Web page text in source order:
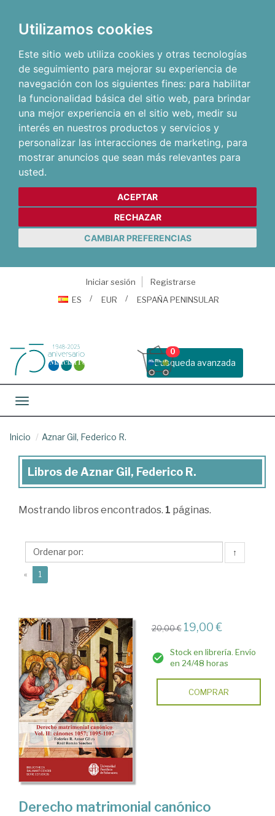
Utilizamos cookies
Este sitio web utiliza cookies y otras tecnologías
de seguimiento para mejorar su experiencia de
navegación con los siguientes fines: para habilitar
la funcionalidad básica del sitio web, para brindar
una mejor experiencia en el sitio web, medir su
interés en nuestros productos y servicios y
personalizar las interacciones de marketing, para
mostrar anuncios que sean más relevantes para
usted.
ACEPTAR
RECHAZAR
CAMBIAR PREFERENCIAS
Iniciar sesión
Registrarse
ES
EUR ESPAÑA PENINSULAR
Busqueda avanzada
0
Toggle navigation
Inicio Aznar Gil, Federico R.
Libros
Aznar
Federico
R.
Libros de Aznar Gil, Federico R.
Mostrando libros encontrados. 1 páginas.
↑
« 1
20,00 € 19,00 €
Stock en librería. Envío
en 24/48 horas
COMPRAR
Derecho matrimonial canónico